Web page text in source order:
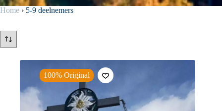
Home › 5-9 deelnemers
100% Original